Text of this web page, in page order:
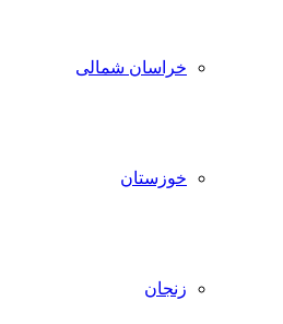
خراسان شمالی
خوزستان
زنجان